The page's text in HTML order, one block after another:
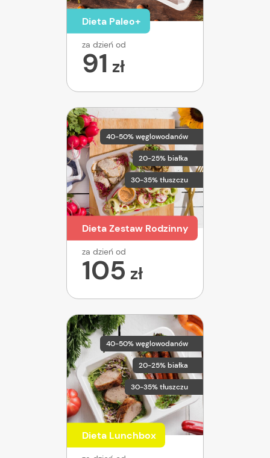
Dieta Paleo+
za dzień od
91 zł
40-50% węglowodanów
20-25% białka
30-35% tłuszczu
Dieta Zestaw Rodzinny
za dzień od
105 zł
40-50% węglowodanów
20-25% białka
30-35% tłuszczu
Dieta Lunchbox